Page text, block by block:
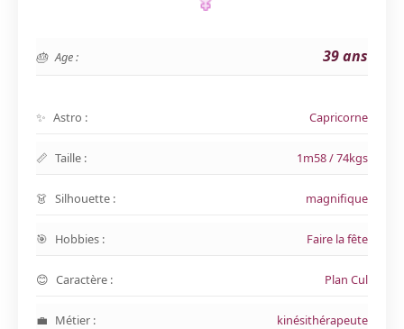
Age : 39 ans
Astro : Capricorne
Taille : 1m58 / 74kgs
Silhouette : magnifique
Hobbies : Faire la fête
Caractère : Plan Cul
Métier : kinésithérapeute